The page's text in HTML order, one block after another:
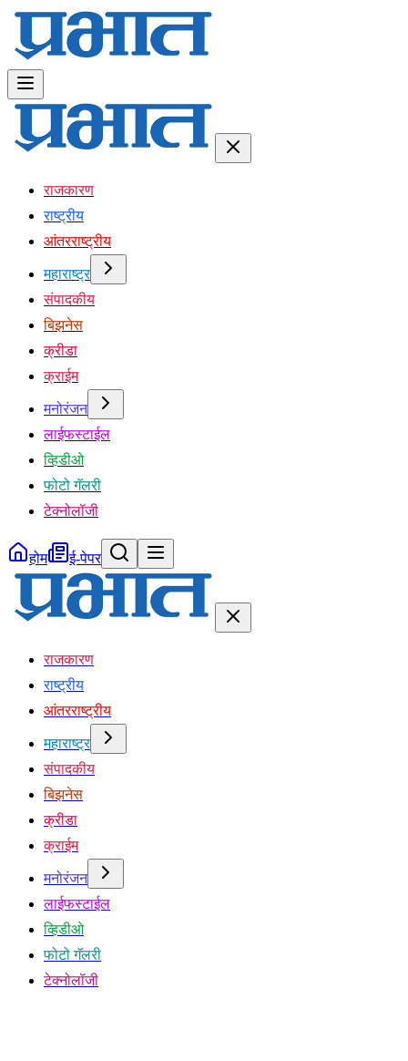
राजकारण
राष्ट्रीय
आंतरराष्ट्रीय
महाराष्ट्र
संपादकीय
बिझनेस
क्रीडा
क्राईम
मनोरंजन
लाईफस्टाईल
व्हिडीओ
फोटो गॅलरी
टेक्नोलॉजी
होम ई-पेपर
राजकारण
राष्ट्रीय
आंतरराष्ट्रीय
महाराष्ट्र
संपादकीय
बिझनेस
क्रीडा
क्राईम
मनोरंजन
लाईफस्टाईल
व्हिडीओ
फोटो गॅलरी
टेक्नोलॉजी